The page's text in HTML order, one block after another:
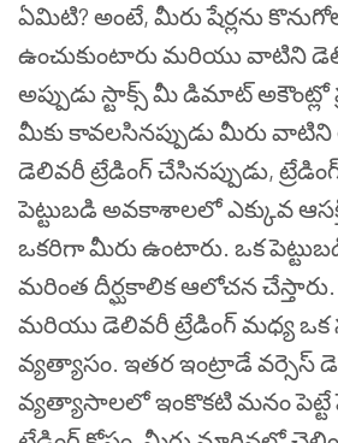
ఏమిటి? అంటే, మీరు షేర్లను
ఉంచుకుంటారు మరియు వాటిని
అప్పుడు స్టాక్స్ మీ డిమాట్
మీకు కావలసినప్పుడు మీరు వాటిని
డెలివరీ ట్రేడింగ్ చేసినప్పుడు,
పెట్టుబడి అవకాశాలలో ఎక్కువ
ఒకరిగా మీరు ఉంటారు. ఒక
మరింత దీర్ఘకాలిక ఆలోచన చేస్తారు.
మరియు డెలివరీ ట్రేడింగ్ మధ్య ఒక
వ్యత్యాసం. ఇతర ఇంట్రాడే వర్సెస్
వ్యత్యాసాలలో ఇంకొకటి మనం పెట్టే